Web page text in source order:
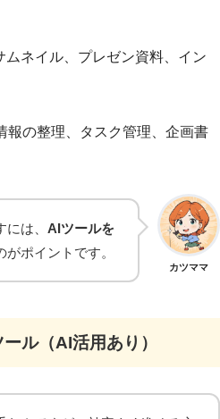
ムネイル、プレゼン資料、イン
報の整理、タスク管理、企画書
カツママ
は、 AIツールを
がポイントです。
ル（AI活用あり）